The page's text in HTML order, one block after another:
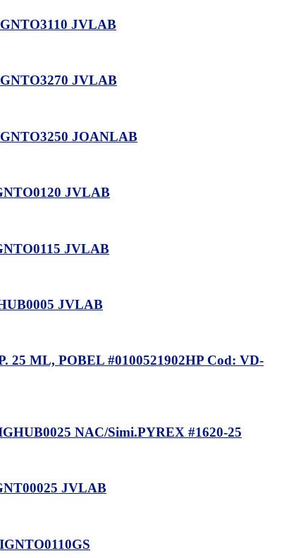
JVLAB
JVLAB
JOANLAB
JVLAB
JVLAB
JVLAB
ML, POBEL #0100521902HP Cod: VD-
NAC/Simi.PYREX #1620-25
JVLAB